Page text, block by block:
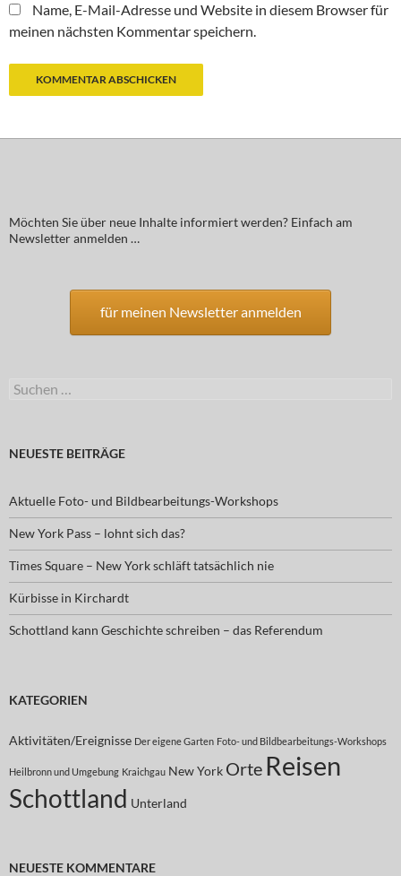
Name, E-Mail-Adresse und Website in diesem Browser für
meinen nächsten Kommentar speichern.
Möchten Sie über neue Inhalte informiert werden? Einfach am
Newsletter anmelden …
für meinen Newsletter anmelden
Suchen
NEUESTE BEITRÄGE
Aktuelle Foto- und Bildbearbeitungs-Workshops
New York Pass – lohnt sich das?
Times Square – New York schläft tatsächlich nie
Kürbisse in Kirchardt
Schottland kann Geschichte schreiben – das Referendum
KATEGORIEN
Aktivitäten/Ereignisse Der eigene Garten Foto- und Bildbearbeitungs-Workshops
Heilbronn und Umgebung Kraichgau New York Orte Reisen
Schottland Unterland
NEUESTE KOMMENTARE